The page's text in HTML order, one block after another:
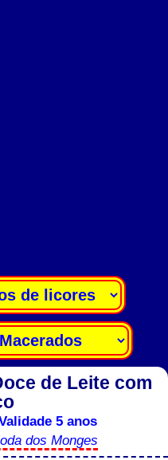
de Leite com
5 anos
dos Monges